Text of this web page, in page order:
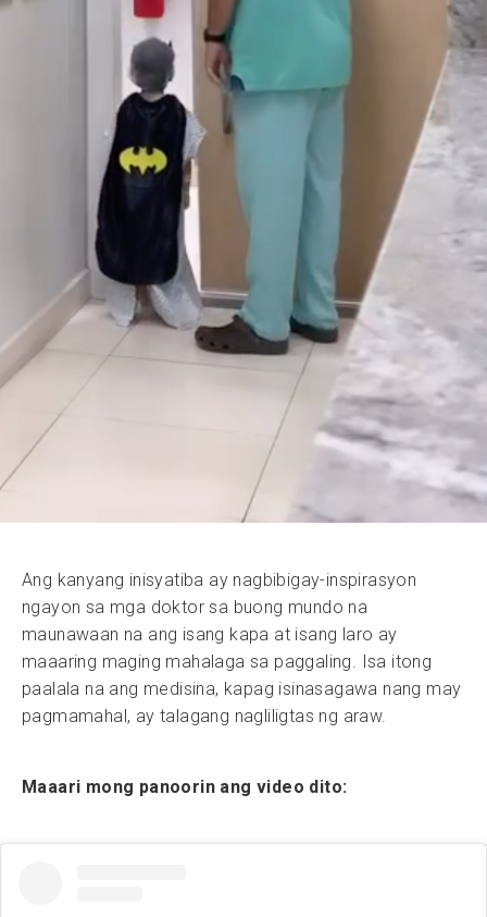
Ang kanyang inisyatiba ay nagbibigay-inspirasyon
ngayon sa mga doktor sa buong mundo na
maunawaan na ang isang kapa at isang laro ay
maaaring maging mahalaga sa paggaling. Isa itong
paalala na ang medisina, kapag isinasagawa nang may
pagmamahal, ay talagang nagliligtas ng araw.
Maaari mong panoorin ang video dito: